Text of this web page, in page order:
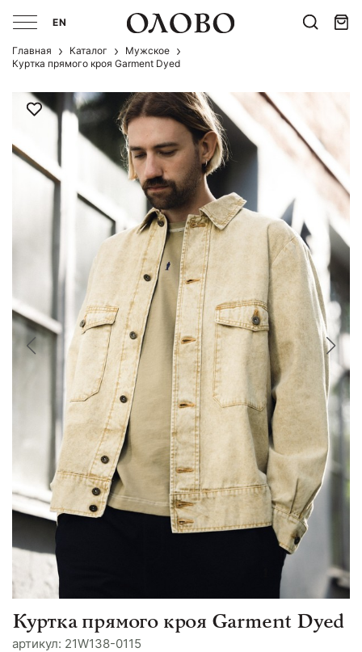
EN
Главная Каталог
Мужcкое
Куртка прямого кроя Garment Dyed
Куртка прямого кроя Garment Dyed
aртикул: 21W138-0115